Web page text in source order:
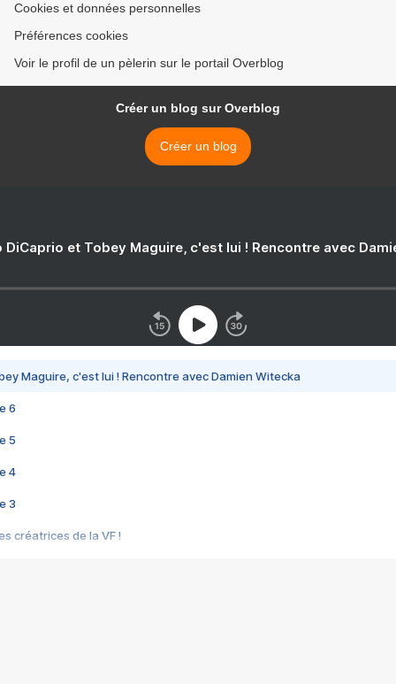
Cookies et données personnelles
Préférences cookies
Voir le profil de un pèlerin sur le portail Overblog
Créer un blog sur Overblog
Créer un blog
DiCaprio et Tobey Maguire, c'est lui ! Rencontre avec
Maguire, c'est lui ! Rencontre avec Damien Witecka
6
5
4
3
créatrices de la VF !